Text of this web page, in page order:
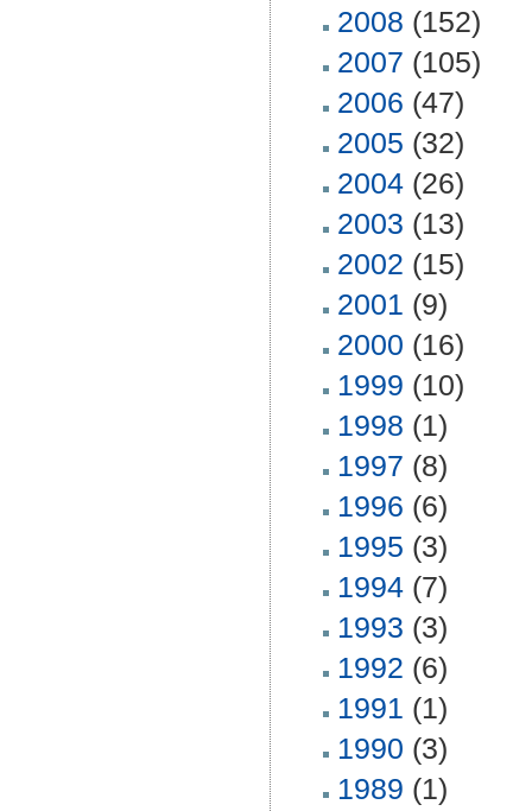
2008 (152)
2007 (105)
2006 (47)
2005 (32)
2004 (26)
2003 (13)
2002 (15)
2001 (9)
2000 (16)
1999 (10)
1998 (1)
1997 (8)
1996 (6)
1995 (3)
1994 (7)
1993 (3)
1992 (6)
1991 (1)
1990 (3)
1989 (1)